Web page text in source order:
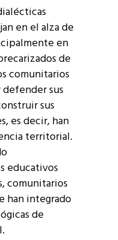
en el alza de
en
de
comunitarios
sus
sus
es decir, han
territorial.
educativos
comunitarios
han integrado
de